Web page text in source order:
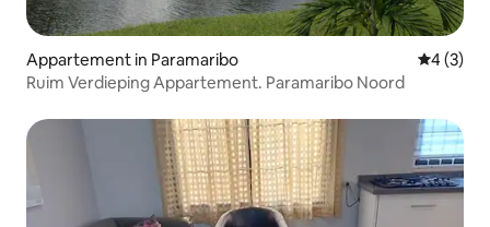
Appartement in Paramaribo
4 (3)
Ruim Verdieping Appartement. Paramaribo Noord